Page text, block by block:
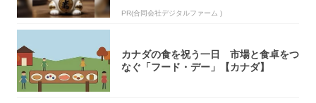
PR(合同会社デジタルファーム )
カナダの食を祝う一日 市場と食卓をつ
なぐ「フード・デー」【カナダ】